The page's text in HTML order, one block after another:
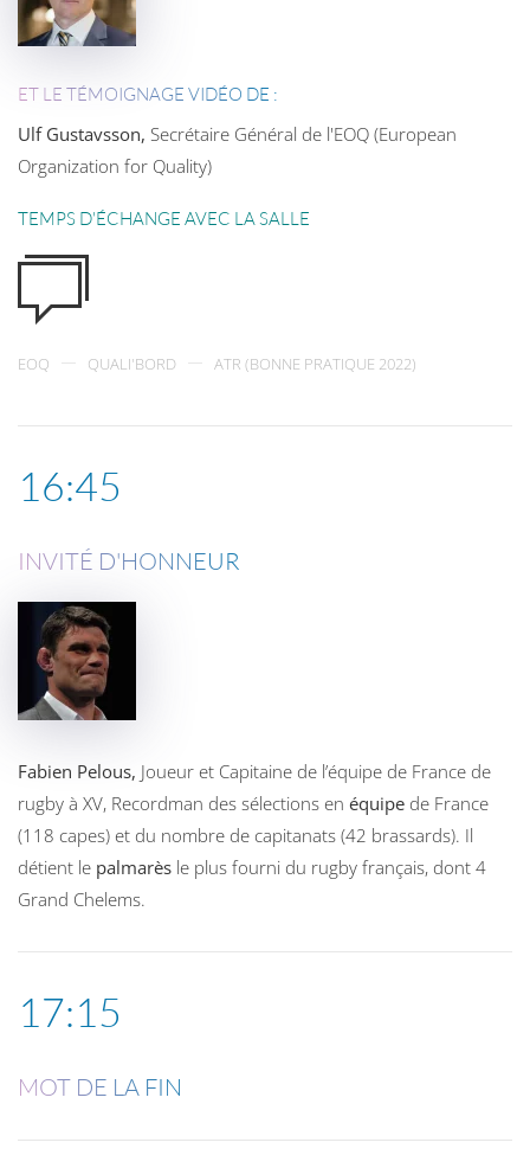
ET LE TÉMOIGNAGE VIDÉO DE :
Ulf Gustavsson, Secrétaire Général de l'EOQ (European
Organization for Quality)
TEMPS D'ÉCHANGE AVEC LA SALLE
EOQ QUALI'BORD ATR (BONNE PRATIQUE 2022)
16:45
INVITÉ D'HONNEUR
Fabien Pelous, Joueur et Capitaine de l’équipe de France de
rugby à XV, Recordman des sélections en équipe de France
(118 capes) et du nombre de capitanats (42 brassards). Il
détient le palmarès le plus fourni du rugby français, dont 4
Grand Chelems.
17:15
MOT DE LA FIN